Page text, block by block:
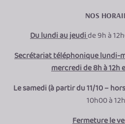
NOS
Du lundi au jeudide 9h à
Secrétariat téléphonique lundi-
mercredi de 8h à 12h
Le samedi (à partir du 11/10 –
10h00 à
Fermeture le